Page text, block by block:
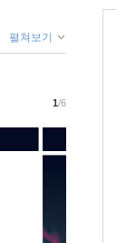
펼쳐보기
1/6